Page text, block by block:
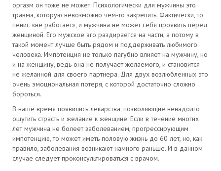
оргазм он тоже не может. Психологически для мужчины это
травма, которую невозможно чем-то закрепить. Фактически, то
пенис «не работает», и мужчина не может себя проявить перед
женщиной. Его мужское эго раздирается на части, а потому в
такой момент лучше быть рядом и поддерживать любимого
человека. Импотенция не только пагубно влияет на мужчину, но
и на женщину, ведь она не получает желаемого, и становится
не желанной для своего партнера. Для двух возлюбленных это
очень эмоциональная потеря, с которой достаточно сложно
бороться.
В наше время появились лекарства, позволяющие ненадолго
ощутить страсть и желание к женщине. Если в течение многих
лет мужчина не болеет заболеванием, прогрессирующим
импотенцию, то может иметь половую жизнь до 60 лет, но, как
правило, заболевания возникают намного раньше. И в данном
случае следует проконсультироваться с врачом.